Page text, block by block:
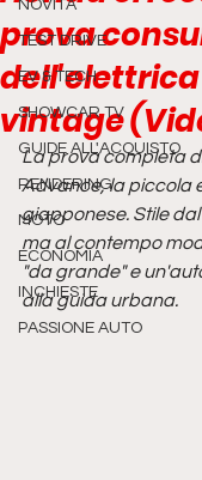
NOVITÀ
TEST DRIVE
EV & TECH
SHOWCAR TV
GUIDE ALL'ACQUISTO
RENDERING
MOTO
ECONOMIA
INCHIESTE
PASSIONE AUTO
prova
vintage
La prova completa
Advance, la piccola
giapponese. Stile
ma al contempo
"da grande" e
alla guida urbana.